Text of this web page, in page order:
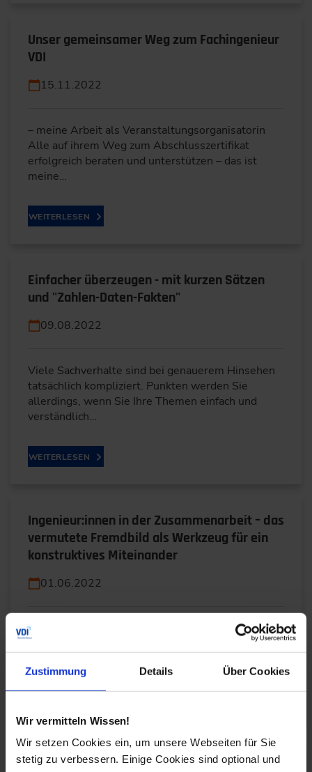
Zustimmung Details Über Cookies
Wir vermitteln Wissen!
Wir setzen Cookies ein, um unsere Webseiten für Sie
stetig zu verbessern. Einige Cookies sind optional und
Unser gemeinsamer Weg zum Fachingenieur
VDI
15.11.2022
– meine Arbeit als Veranstaltungsorganisatorin
Alle auf ihrem Weg zum Abschlusszertifikat
erfolgreich beraten und unterstützen – das ist
meine…
WEITERLESEN
Einfacher überzeugen - mit kurzen Sätzen
und "Zahlen-Daten-Fakten"
09.08.2022
Viele Sachverhalte sind bei genauerem Hinsehen
tatsächlich kompliziert. Punkten werden Sie
allerdings, wenn Sie Ihre Themen einfach und
verständlich…
WEITERLESEN
Ingenieur:innen in der Zusammenarbeit – das
vermutete Fremdbild als Werkzeug für ein
konstruktives Miteinander
01.06.2022
Unternehmen haben sich in der Charta der Vielfalt
zusammengeschlossen, um den wertschätzenden
Frauen im Ingenieurberuf: Cigdem Serbest